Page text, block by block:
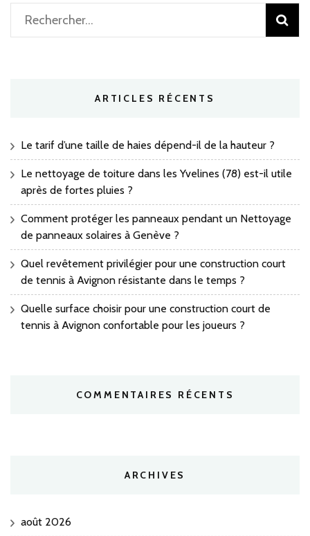
Rechercher :
ARTICLES RÉCENTS
Le tarif d’une taille de haies dépend-il de la hauteur ?
Le nettoyage de toiture dans les Yvelines (78) est-il utile
après de fortes pluies ?
Comment protéger les panneaux pendant un Nettoyage
de panneaux solaires à Genève ?
Quel revêtement privilégier pour une construction court
de tennis à Avignon résistante dans le temps ?
Quelle surface choisir pour une construction court de
tennis à Avignon confortable pour les joueurs ?
COMMENTAIRES RÉCENTS
ARCHIVES
août 2026